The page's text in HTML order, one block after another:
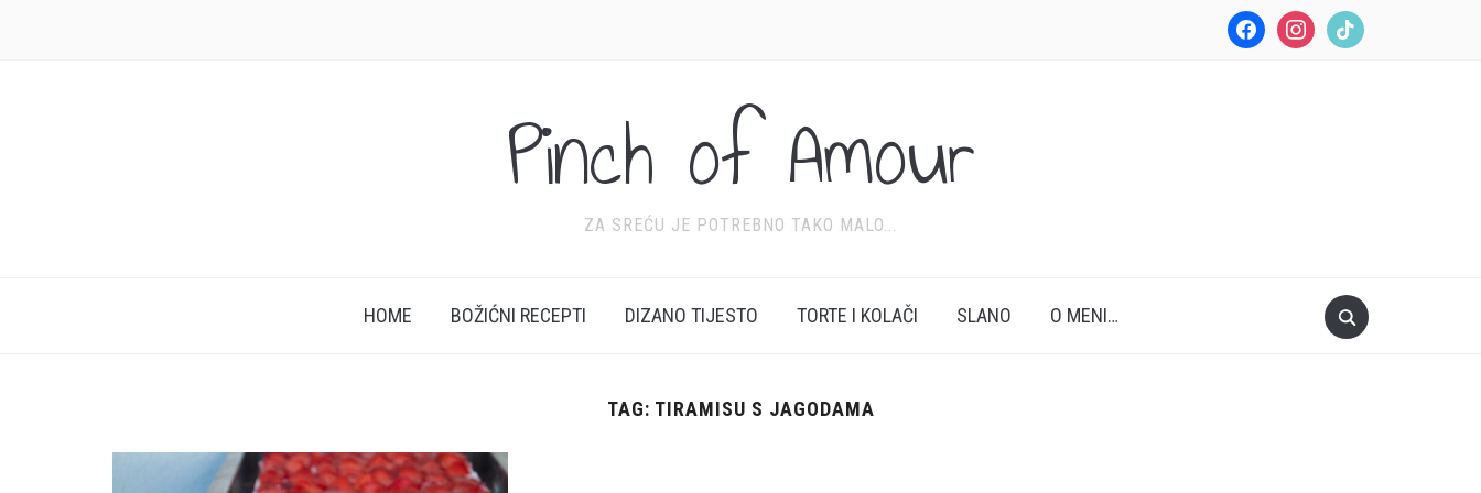
facebookinstagramtiktok
Pinch of Amour
ZA SREĆU JE POTREBNO TAKO MALO...
HOME BOŽIĆNI RECEPTI DIZANO TIJESTO TORTE I KOLAČI SLANO O MENI…
TAG: TIRAMISU S JAGODAMA